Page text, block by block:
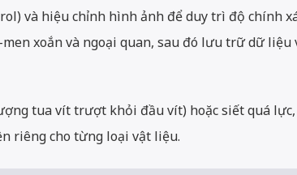
và hiệu chỉnh hình ảnh để duy trì độ chính
xoắn và ngoại quan, sau đó lưu trữ dữ
tua vít trượt khỏi đầu vít) hoặc siết quá
riêng cho từng loại vật liệu.